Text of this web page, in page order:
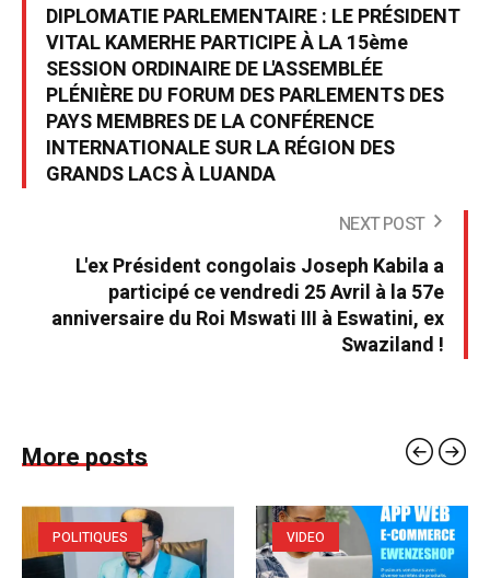
DIPLOMATIE PARLEMENTAIRE : LE PRÉSIDENT
VITAL KAMERHE PARTICIPE À LA 15ème
SESSION ORDINAIRE DE L'ASSEMBLÉE
PLÉNIÈRE DU FORUM DES PARLEMENTS DES
PAYS MEMBRES DE LA CONFÉRENCE
INTERNATIONALE SUR LA RÉGION DES
GRANDS LACS À LUANDA
NEXT POST
L'ex Président congolais Joseph Kabila a
participé ce vendredi 25 Avril à la 57e
anniversaire du Roi Mswati III à Eswatini, ex
Swaziland !
More posts
POLITIQUES VIDEO